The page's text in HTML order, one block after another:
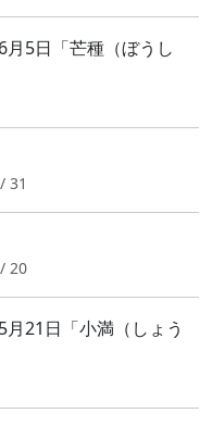
5日「芒種（ぼうし
31
20
21日「小満（しょう